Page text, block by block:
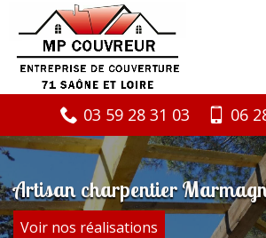
03 59 28 31 03 06
Artisan charpentier
Voir nos réalisations